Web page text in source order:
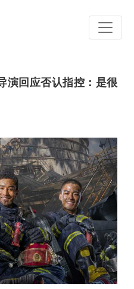
演回应否认指控：是很